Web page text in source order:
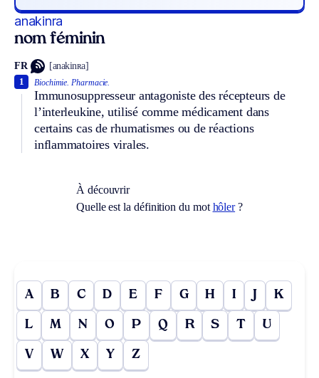
anakinra
nom féminin
FR [anakinʀa]
Biochimie. Pharmacie.
Immunosuppresseur antagoniste des récepteurs de
l’interleukine, utilisé comme médicament dans
certains cas de rhumatismes ou de réactions
inflammatoires virales.
1
À découvrir
Quelle est la définition du mot hôler?
A B C D E F G H I J K
L M N O P Q R S T U
V W X Y Z